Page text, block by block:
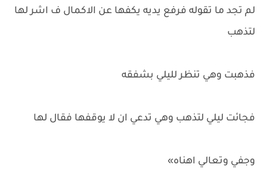
لم تجد ما تقوله فرفع يديه يكفها عن الاكمال ف اشر لها
لتذهب
فذهبت وهي تنظر لليلي بشفقه
فجائت ليلي لتذهب وهي تدعي ان لا يوقفها فقال لها
وجفي وتعالي اهناه»